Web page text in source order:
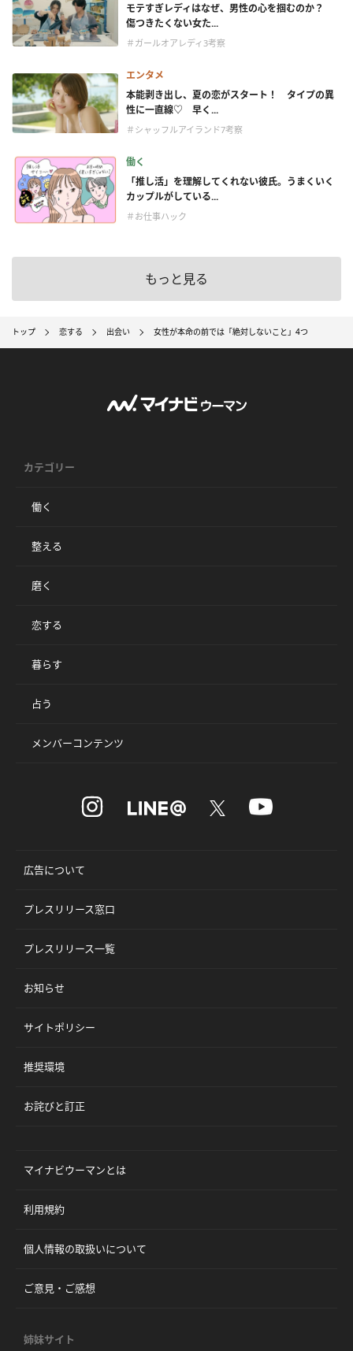
モテすぎレディはなぜ、男性の心を掴むのか？
傷つきたくない女た...
＃ガールオアレディ3考察
エンタメ
本能剥き出し、夏の恋がスタート！ タイプの異
性に一直線♡ 早く...
＃シャッフルアイランド7考察
働く
「推し活」を理解してくれない彼氏。うまくいく
カップルがしている...
＃お仕事ハック
もっと見る
トップ 恋する 出会い 女性が本命の前では「絶対しないこと」4つ
カテゴリー
働く
整える
磨く
恋する
暮らす
占う
メンバーコンテンツ
広告について
プレスリリース窓口
プレスリリース一覧
お知らせ
サイトポリシー
推奨環境
お詫びと訂正
マイナビウーマンとは
利用規約
個人情報の取扱いについて
ご意見・ご感想
姉妹サイト